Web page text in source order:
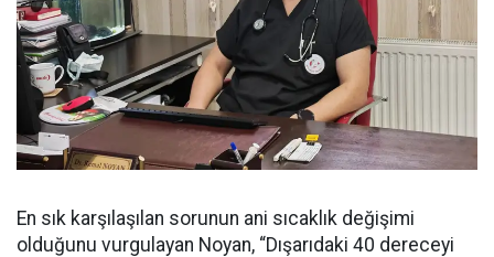
En sık karşılaşılan sorunun ani sıcaklık değişimi
olduğunu vurgulayan Noyan, “Dışarıdaki 40 dereceyi